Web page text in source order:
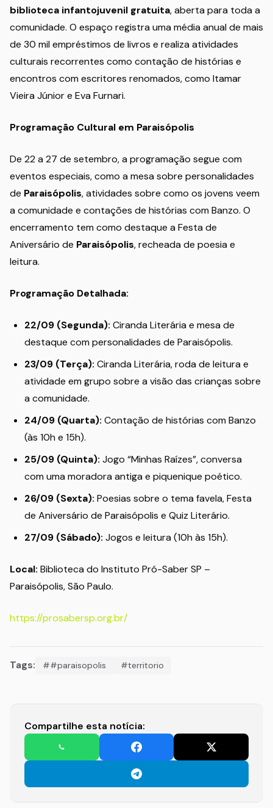
biblioteca infantojuvenil gratuita, aberta para toda a
comunidade. O espaço registra uma média anual de mais
de 30 mil empréstimos de livros e realiza atividades
culturais recorrentes como contação de histórias e
encontros com escritores renomados, como Itamar
Vieira Júnior e Eva Furnari.
Programação Cultural em Paraisópolis
De 22 a 27 de setembro, a programação segue com
eventos especiais, como a mesa sobre personalidades
de Paraisópolis, atividades sobre como os jovens veem
a comunidade e contações de histórias com Banzo. O
encerramento tem como destaque a Festa de
Aniversário de Paraisópolis, recheada de poesia e
leitura.
Programação Detalhada:
22/09 (Segunda): Ciranda Literária e mesa de
destaque com personalidades de Paraisópolis.
23/09 (Terça): Ciranda Literária, roda de leitura e
atividade em grupo sobre a visão das crianças sobre
a comunidade.
24/09 (Quarta): Contação de histórias com Banzo
(às 10h e 15h).
25/09 (Quinta): Jogo “Minhas Raízes”, conversa
com uma moradora antiga e piquenique poético.
26/09 (Sexta): Poesias sobre o tema favela, Festa
de Aniversário de Paraisópolis e Quiz Literário.
27/09 (Sábado): Jogos e leitura (10h às 15h).
Local: Biblioteca do Instituto Pró-Saber SP –
Paraisópolis, São Paulo.
https://prosabersp.org.br/
Tags: ##paraisopolis #territorio
Compartilhe esta notícia: